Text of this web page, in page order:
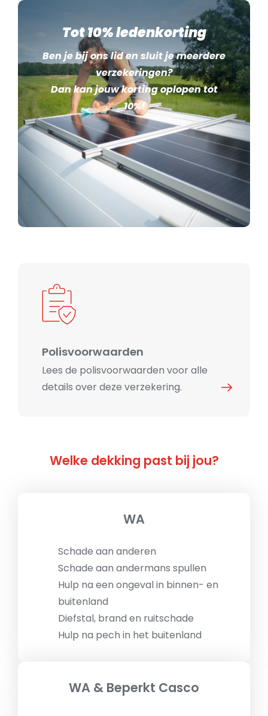
Tot 10% ledenkorting
Ben je bij ons lid en sluit je meerdere
verzekeringen?
Dan kan jouw korting oplopen tot
10%!
Polisvoorwaarden
Lees de polisvoorwaarden voor alle
details over deze verzekering.
Welke dekking past bij jou?
WA
Schade aan anderen
Schade aan andermans spullen
Hulp na een ongeval in binnen- en
buitenland
Diefstal, brand en ruitschade
Hulp na pech in het buitenland
WA & Beperkt Casco